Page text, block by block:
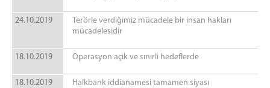
24.10.2019
Terörle verdiğimiz mücadele bir insan hakları
mücadelesidir
18.10.2019 Operasyon açık ve sınırlı hedeflerde
18.10.2019 Halkbank iddianamesi tamamen siyası